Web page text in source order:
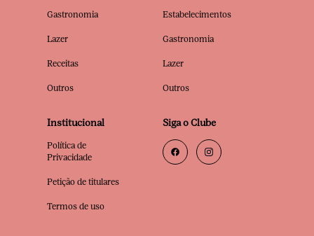
Gastronomia
Lazer
Receitas
Outros
Estabelecimentos
Gastronomia
Lazer
Outros
Institucional
Política de
Privacidade
Petição de titulares
Termos de uso
Siga o Clube